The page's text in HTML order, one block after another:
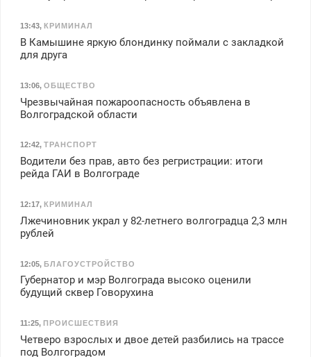
13:43, КРИМИНАЛ
В Камышине яркую блондинку поймали с закладкой
для друга
13:06, ОБЩЕСТВО
Чрезвычайная пожароопасность объявлена в
Волгоградской области
12:42, ТРАНСПОРТ
Водители без прав, авто без регристрации: итоги
рейда ГАИ в Волгограде
12:17, КРИМИНАЛ
Лжечиновник украл у 82-летнего волгоградца 2,3 млн
рублей
12:05, БЛАГОУСТРОЙСТВО
Губернатор и мэр Волгограда высоко оценили
будущий сквер Говорухина
11:25, ПРОИСШЕСТВИЯ
Четверо взрослых и двое детей разбились на трассе
под Волгоградом